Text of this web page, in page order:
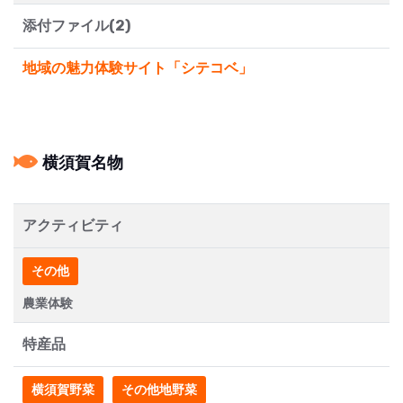
添付ファイル(2)
地域の魅力体験サイト「シテコベ」
横須賀名物
アクティビティ
その他
農業体験
特産品
横須賀野菜 その他地野菜